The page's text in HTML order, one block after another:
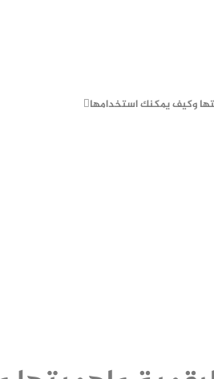
وكيف يمكنك استخدامها